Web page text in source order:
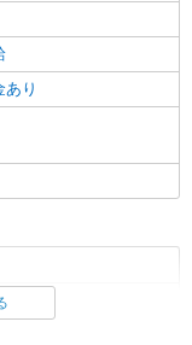
あり